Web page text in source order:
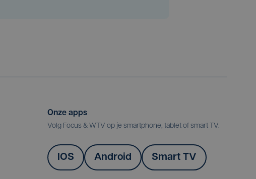
Onze apps
Volg Focus & WTV op je smartphone, tablet of smart TV.
IOS Android Smart TV